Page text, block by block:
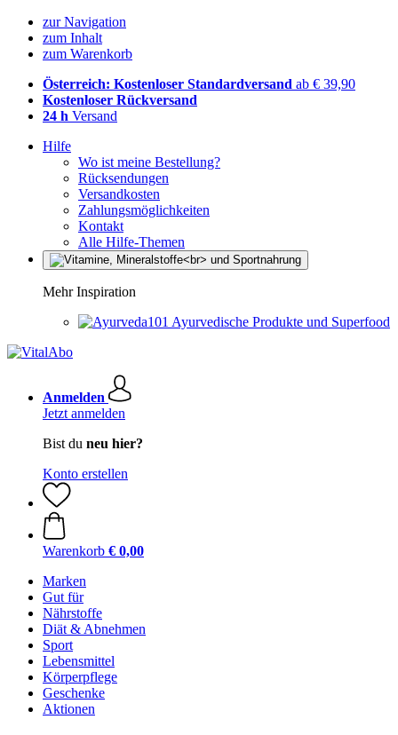
zur Navigation
zum Inhalt
zum Warenkorb
Österreich: Kostenloser Standardversand ab € 39,90
Kostenloser Rückversand
24 h Versand
Hilfe
Wo ist meine Bestellung?
Rücksendungen
Versandkosten
Zahlungsmöglichkeiten
Kontakt
Alle Hilfe-Themen
Mehr Inspiration
Ayurvedische Produkte und Superfood
Anmelden
Jetzt anmelden
Bist du neu hier?
Konto erstellen
Warenkorb € 0,00
Marken
Gut für
Nährstoffe
Diät & Abnehmen
Sport
Lebensmittel
Körperpflege
Geschenke
Aktionen